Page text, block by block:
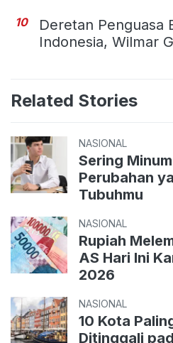
10
Deretan Penguasa
Indonesia, Wilmar
Related Stories
NASIONAL
Sering
Perubahan
Tubuhmu
NASIONAL
Rupiah
AS Hari Ini
2026
NASIONAL
10 Kota
Ditinggali